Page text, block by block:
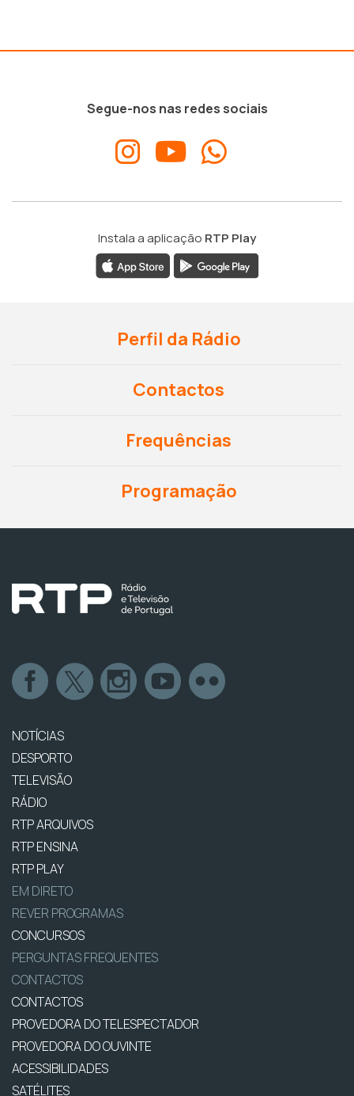
Segue-nos nas redes sociais
Instala a aplicação RTP Play
Perfil da Rádio
Contactos
Frequências
Programação
NOTÍCIAS
DESPORTO
TELEVISÃO
RÁDIO
RTP ARQUIVOS
RTP ENSINA
RTP PLAY
EM DIRETO
REVER PROGRAMAS
CONCURSOS
PERGUNTAS FREQUENTES
CONTACTOS
CONTACTOS
PROVEDORA DO TELESPECTADOR
PROVEDORA DO OUVINTE
ACESSIBILIDADES
SATÉLITES